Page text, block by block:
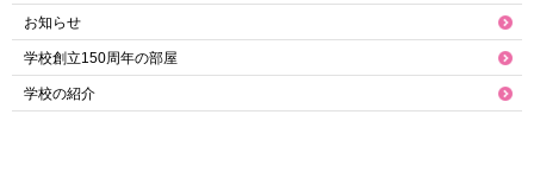
お知らせ
学校創立150周年の部屋
学校の紹介